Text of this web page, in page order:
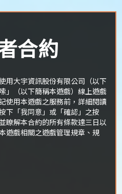
合約
用大宇資訊股份有限公司（以下
」（以下簡稱本遊戲）線上遊戲
使用本遊戲之服務前，詳細閱讀
下「我同意」或「確認」之按
瞭解本合約的所有條款達三日以
遊戲相關之遊戲管理規章、規